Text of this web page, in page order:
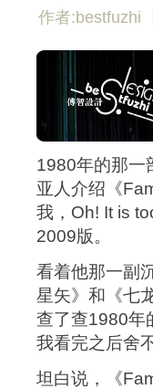
作者:bestfuzhi
1980年的那一
亚人介绍《
我，Oh! It is
2009版。
看着他那一副
星矢》和《七
查了查1980年
我看完之后舍
坦白说，《